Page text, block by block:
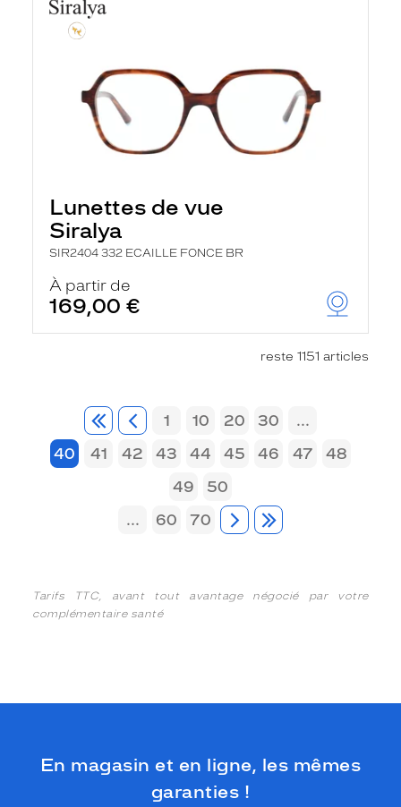
Lunettes de vue
Siralya
SIR2404 332 ECAILLE FONCE BR
À partir de
169,00 €
reste 1151 articles
1 10 20 30
...
40
41 42 43 44 45 46 47
48
49
50
...
60 70
Tarifs TTC, avant tout avantage négocié par votre
complémentaire santé
En magasin et en ligne, les mêmes
garanties !